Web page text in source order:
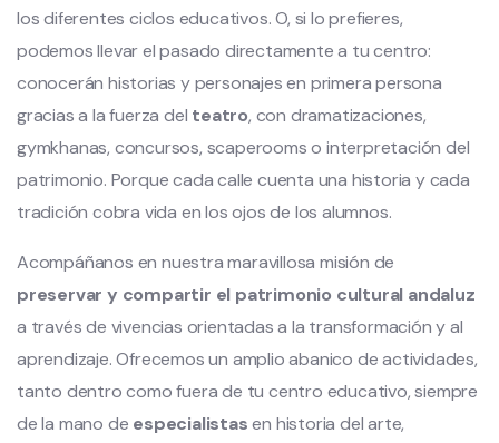
los diferentes ciclos educativos. O, si lo prefieres,
podemos llevar el pasado directamente a tu centro:
conocerán historias y personajes en primera persona
gracias a la fuerza del teatro, con dramatizaciones,
gymkhanas, concursos, scaperooms o interpretación del
patrimonio. Porque cada calle cuenta una historia y cada
tradición cobra vida en los ojos de los alumnos.
Acompáñanos en nuestra maravillosa misión de
preservar y compartir el patrimonio cultural andaluz
a través de vivencias orientadas a la transformación y al
aprendizaje. Ofrecemos un amplio abanico de actividades,
tanto dentro como fuera de tu centro educativo, siempre
de la mano de especialistasen historia del arte,